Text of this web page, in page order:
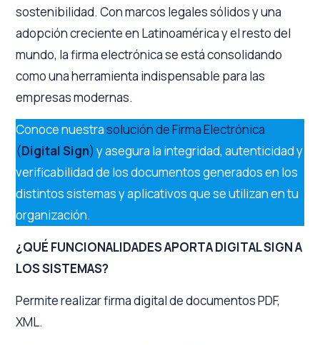
sostenibilidad. Con marcos legales sólidos y una
adopción creciente en Latinoamérica y el resto del
mundo, la firma electrónica se está consolidando
como una herramienta indispensable para las
empresas modernas.
Conoce nuestrasolución de Firma Electrónica
(Digital Sign) y asegura la integridad, autenticidad y
verificabilidad de los documentos generados en los
distintos sistemas y aplicativos que se utilizan en tu
organización.
¿QUÉ FUNCIONALIDADES APORTA DIGITAL SIGN A
LOS SISTEMAS?
Permite realizar firma digital de documentos PDF,
XML.